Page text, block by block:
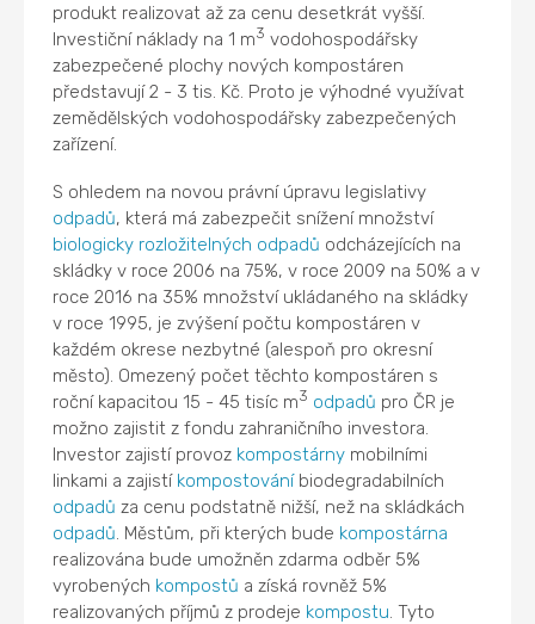
produkt realizovat až za cenu desetkrát vyšší.
Investiční náklady na 1 m3 vodohospodářsky
zabezpečené plochy nových kompostáren
představují 2 - 3 tis. Kč. Proto je výhodné využívat
zemědělských vodohospodářsky zabezpečených
zařízení.
S ohledem na novou právní úpravu legislativy
odpadů, která má zabezpečit snížení množství
biologicky rozložitelných odpadů odcházejících na
skládky v roce 2006 na 75%, v roce 2009 na 50% a v
roce 2016 na 35% množství ukládaného na skládky
v roce 1995, je zvýšení počtu kompostáren v
každém okrese nezbytné (alespoň pro okresní
město). Omezený počet těchto kompostáren s
roční kapacitou 15 - 45 tisíc m3 odpadů pro ČR je
možno zajistit z fondu zahraničního investora.
Investor zajistí provoz kompostárny mobilními
linkami a zajistí kompostováníbiodegradabilních
odpadů za cenu podstatně nižší, než na skládkách
odpadů . Městům, při kterých bude kompostárna
realizována bude umožněn zdarma odběr 5%
vyrobených kompostů a získá rovněž 5%
realizovaných příjmů z prodeje kompostu . Tyto